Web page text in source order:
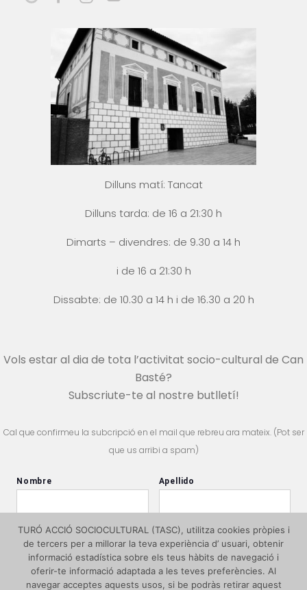
Dilluns matí: Tancat
Dilluns tarda: de 16 a 21:30 h
Dimarts – divendres: de 9.30 a 14 h
i de 16 a 21:30 h
Dissabte: de 10.30 a 14 h i de 16.30 a 20 h
Vols estar al dia de tota l’activitat socio-cultural de Can
Basté?
Subscriute-te al nostre butlletí!
Cal que confirmeu la subcripció en el mail que rebreu ara mateix. (Pot ser
que us arribi a spam)
TURÓ ACCIÓ SOCIOCULTURAL (TASC), utilitza cookies pròpies i
de tercers per a millorar la teva experiència d’ usuari, obtenir
informació estadística sobre els teus hàbits de navegació i
oferir-te informació adaptada a les teves preferències. Al
navegar acceptes aquests usos, si be podràs retirar aquest